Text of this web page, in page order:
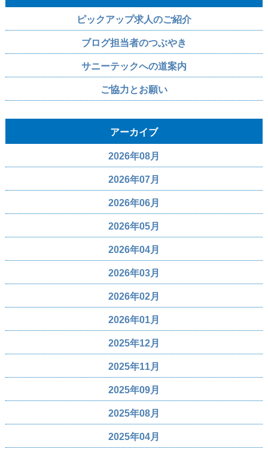
ピックアップ求人のご紹介
ブログ担当者のつぶやき
サニーテックへの道案内
ご協力とお願い
アーカイブ
2026年08月
2026年07月
2026年06月
2026年05月
2026年04月
2026年03月
2026年02月
2026年01月
2025年12月
2025年11月
2025年09月
2025年08月
2025年04月